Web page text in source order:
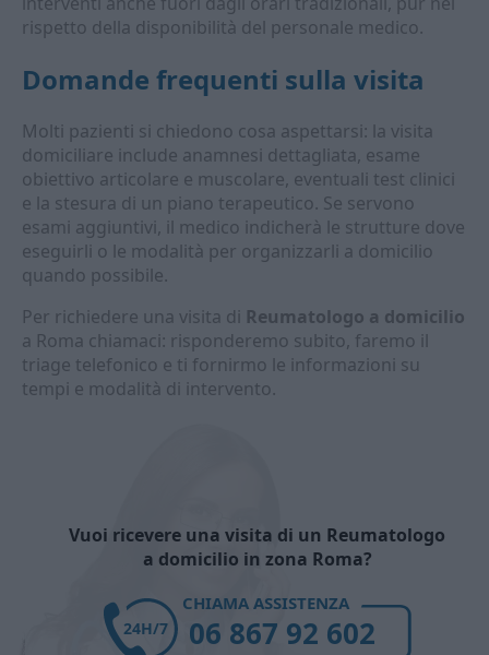
rispetto della disponibilità del personale medico.
Domande frequenti sulla visita
Molti pazienti si chiedono cosa aspettarsi: la visita
domiciliare include anamnesi dettagliata, esame
obiettivo articolare e muscolare, eventuali test clinici
e la stesura di un piano terapeutico. Se servono
esami aggiuntivi, il medico indicherà le strutture dove
eseguirli o le modalità per organizzarli a domicilio
quando possibile.
Per richiedere una visita di Reumatologo a domicilio
a Roma chiamaci: risponderemo subito, faremo il
triage telefonico e ti fornirmo le informazioni su
tempi e modalità di intervento.
Vuoi ricevere una visita di un Reumatologo
a domicilio in zona Roma?
CHIAMA ASSISTENZA
06 867 92 602
24H/7